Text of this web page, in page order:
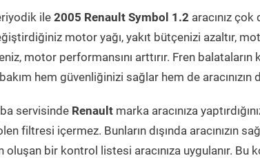
ile 2005 Renault Symbol 1.2 aracınız
motor yağı, yakıt bütçenizi azaltır,
motor performansını arttırır. Fren balataların
hem güvenliğinizi sağlar hem de
servisinde Renault marka aracınıza
filtresi içermez. Bunların dışında aracınızın
oluşan bir kontrol listesi aracınıza uygulanır. Bu